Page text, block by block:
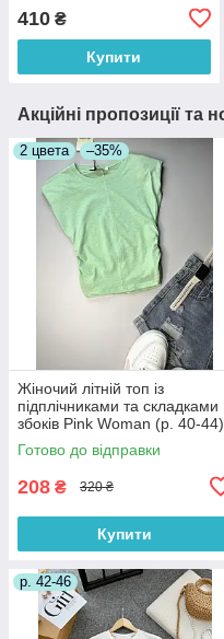
410 ₴
Купити
Акційні пропозиції та
2 цвета –35%
Жіночий літній топ із
підплічниками та складками
збоків Pink Woman (р. 40-44)
1171080r
Готово до відправки
208 ₴ 320 ₴
Купити
р. 42-46